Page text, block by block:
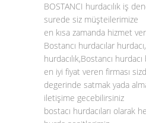
BOSTANCI hurdacılık iş
surede siz müşteilerimize
en kısa zamanda hizmet
Bostancı hurdacılar
hurdacılık,Bostancı
en iyi fiyat veren firması
degerinde satmak yada
iletişime gecebilirsiniz
bostacı hurdacıları olarak